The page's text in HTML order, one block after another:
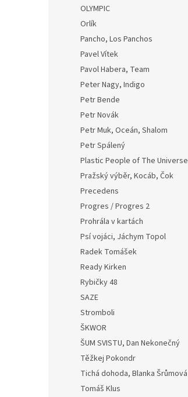
OLYMPIC
Orlík
Pancho, Los Panchos
Pavel Vítek
Pavol Habera, Team
Peter Nagy, Indigo
Petr Bende
Petr Novák
Petr Muk, Oceán, Shalom
Petr Spálený
Plastic People of The Universe
Pražský výběr, Kocáb, Čok
Precedens
Progres / Progres 2
Prohrála v kartách
Psí vojáci, Jáchym Topol
Radek Tomášek
Ready Kirken
Rybičky 48
SAZE
Stromboli
ŠKWOR
ŠUM SVISTU, Dan Nekonečný
Těžkej Pokondr
Tichá dohoda, Blanka Šrůmová
Tomáš Klus